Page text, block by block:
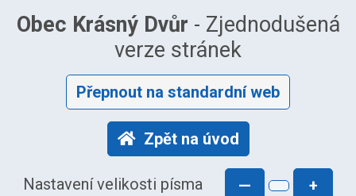
Obec Krásný Dvůr - Zjednodušená
verze stránek
Přepnout na standardní web
Zpět na úvod
Nastavení velikosti písma — +